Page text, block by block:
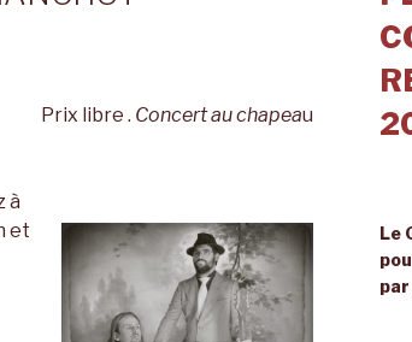
Prix libre . Concert au chapeau
à
et
Le
par